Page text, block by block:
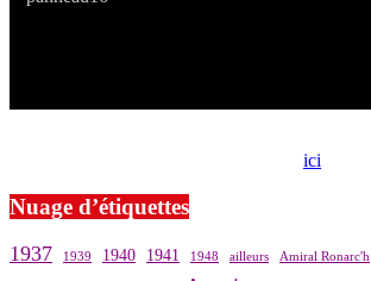
ici
Nuage d’étiquettes
1937 1939 1940 1941 1948 ailleurs Amiral Ronarc'h